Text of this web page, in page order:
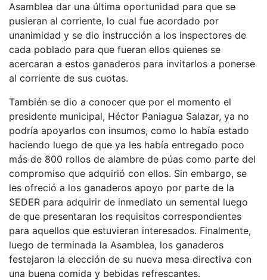
Asamblea dar una última oportunidad para que se
pusieran al corriente, lo cual fue acordado por
unanimidad y se dio instrucción a los inspectores de
cada poblado para que fueran ellos quienes se
acercaran a estos ganaderos para invitarlos a ponerse
al corriente de sus cuotas.
También se dio a conocer que por el momento el
presidente municipal, Héctor Paniagua Salazar, ya no
podría apoyarlos con insumos, como lo había estado
haciendo luego de que ya les había entregado poco
más de 800 rollos de alambre de púas como parte del
compromiso que adquirió con ellos. Sin embargo, se
les ofreció a los ganaderos apoyo por parte de la
SEDER para adquirir de inmediato un semental luego
de que presentaran los requisitos correspondientes
para aquellos que estuvieran interesados. Finalmente,
luego de terminada la Asamblea, los ganaderos
festejaron la elección de su nueva mesa directiva con
una buena comida y bebidas refrescantes.